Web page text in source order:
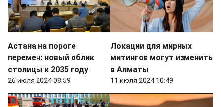
Астана на пороге
перемен: новый облик
столицы к 2035 году
26 июля 2024 08:59
Локации для мирных
митингов могут изменить
в Алматы
11 июля 2024 10:49